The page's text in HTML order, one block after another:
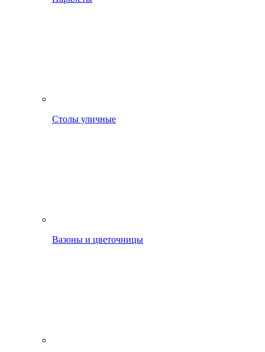
Столы уличные
Вазоны и цветочницы